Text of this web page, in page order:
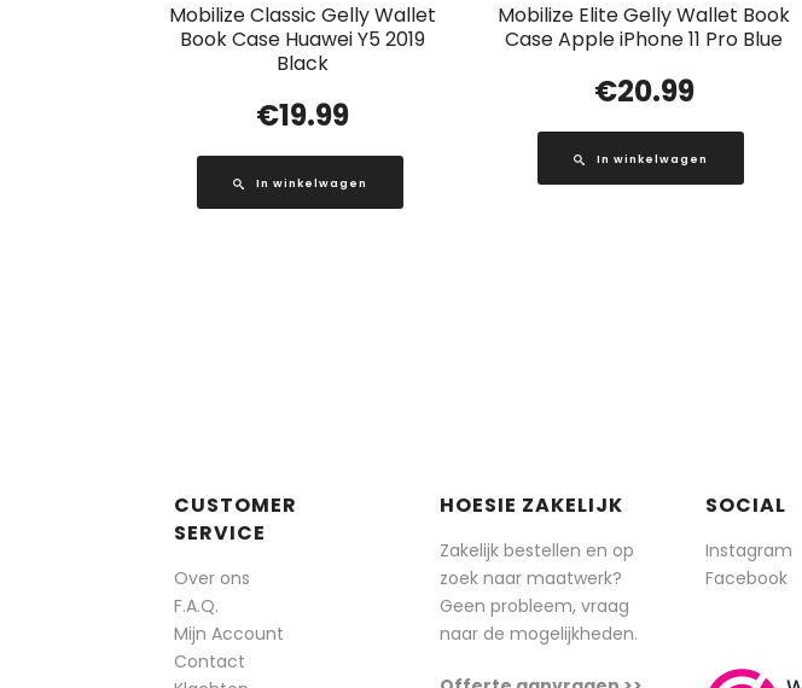
Mobilize Classic Gelly Wallet
Book Case Huawei Y5 2019
Black
€19.99
In winkelwagen
Mobilize Elite Gelly Wallet Book
Case Apple iPhone 11 Pro Blue
€20.99
In winkelwagen
CUSTOMER
SERVICE
Over ons
F.A.Q.
Mijn Account
Contact
HOESIE ZAKELIJK
Zakelijk bestellen en op
zoek naar maatwerk?
Geen probleem, vraag
naar de mogelijkheden.
SOCIAL
Instagram
Facebook